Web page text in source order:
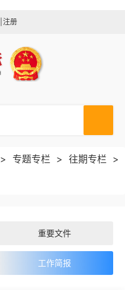
注册
> 专题专栏 > 往期专栏 >
重要文件
工作简报